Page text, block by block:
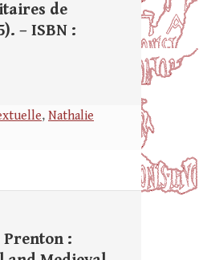
de
– ISBN :
, Nathalie
Prenton :